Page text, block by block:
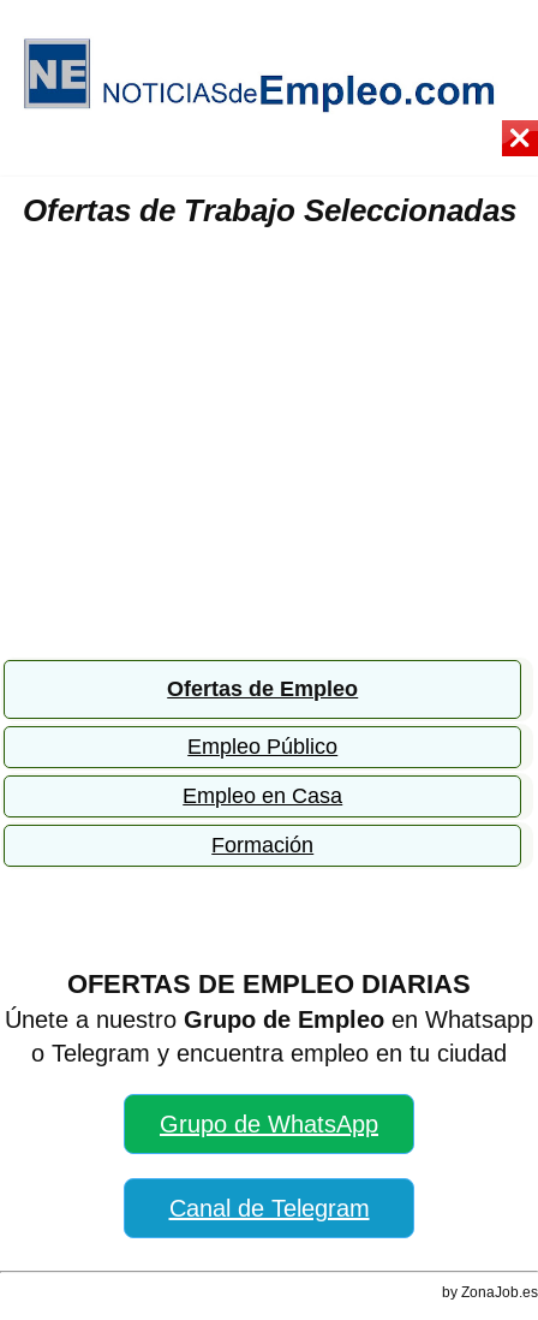
Ofertas de Trabajo Seleccionadas
Ofertas de Empleo
Empleo Público
Empleo en Casa
Formación
OFERTAS DE EMPLEO DIARIAS
Únete a nuestro Grupo de Empleo en Whatsapp
o Telegram y encuentra empleo en tu ciudad
Grupo de WhatsApp
Canal de Telegram
by ZonaJob.es